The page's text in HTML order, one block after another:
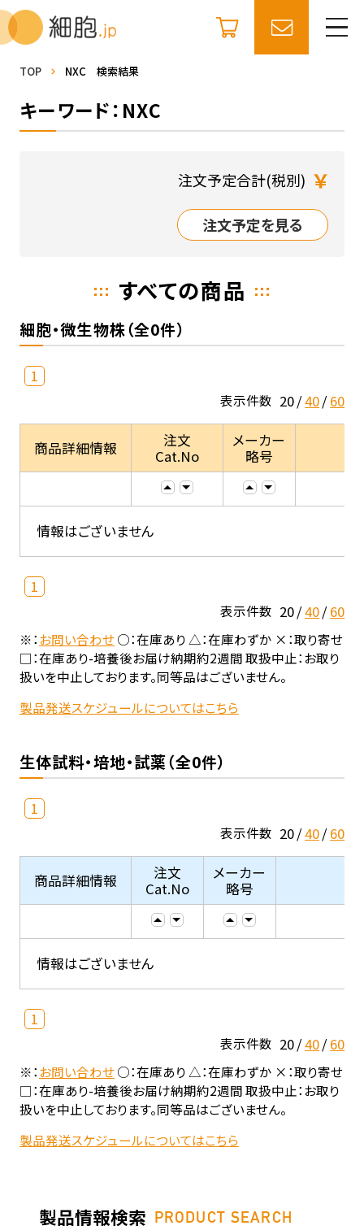
TOP NXC 検索結果
キーワード：NXC
注文予定合計(税別) ￥
注文予定を見る
すべての商品
細胞・微生物株（全0件）
1
表示件数 20 40 60
商品詳細情報
注文
Cat.No
メーカー
略号
情報はございません
1
表示件数 20 40 60
※：お問い合わせ○：在庫あり △：在庫わずか ×：取り寄せ
□：在庫あり-培養後お届け納期約2週間 取扱中止：お取り
扱いを中止しております。同等品はございません。
製品発送スケジュールについてはこちら
生体試料・培地・試薬（全0件）
1
表示件数 20 40 60
商品詳細情報
注文
Cat.No
メーカー
略号
情報はございません
1
表示件数 20 40 60
※：お問い合わせ○：在庫あり △：在庫わずか ×：取り寄せ
□：在庫あり-培養後お届け納期約2週間 取扱中止：お取り
扱いを中止しております。同等品はございません。
製品発送スケジュールについてはこちら
製品情報検索 PRODUCT SEARCH